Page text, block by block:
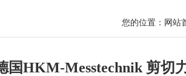
您的位置： 网站
国HKM-Messtechnik 剪切